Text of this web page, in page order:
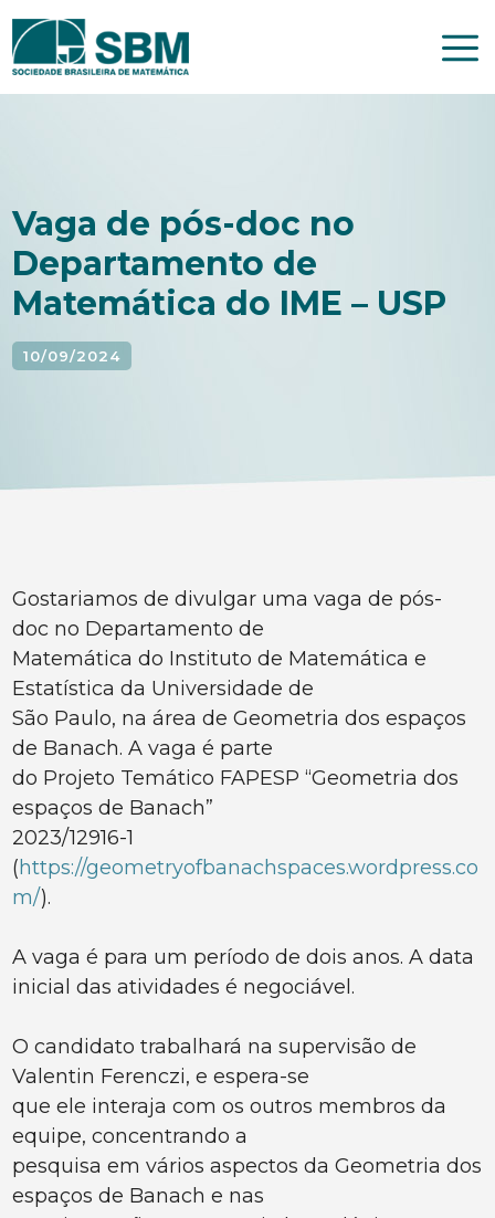
Pular
para
Vaga de pós-doc no
Departamento de
Matemática do IME – USP
10/09/2024
Gostariamos de divulgar uma vaga de pós-
doc no Departamento de
Matemática do Instituto de Matemática e
Estatística da Universidade de
São Paulo, na área de Geometria dos espaços
de Banach. A vaga é parte
do Projeto Temático FAPESP “Geometria dos
espaços de Banach”
2023/12916-1
(https://geometryofbanachspaces.wordpress.co
m/).
A vaga é para um período de dois anos. A data
inicial das atividades é negociável.
O candidato trabalhará na supervisão de
Valentin Ferenczi, e espera-se
que ele interaja com os outros membros da
equipe, concentrando a
pesquisa em vários aspectos da Geometria dos
espaços de Banach e nas